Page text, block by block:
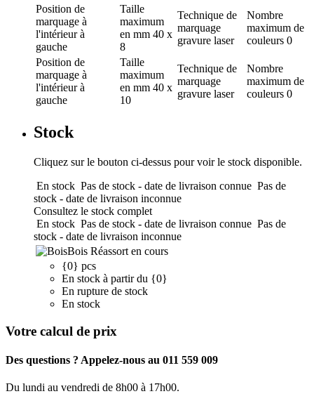
Position de
marquage à
l'intérieur à
gauche
Taille
maximum
en mm 40 x
8
Technique de
marquage
gravure laser
Nombre
maximum de
couleurs 0
Position de
marquage à
l'intérieur à
gauche
Taille
maximum
en mm 40 x
10
Technique de
marquage
gravure laser
Nombre
maximum de
couleurs 0
Stock
Cliquez sur le bouton ci-dessus pour voir le stock disponible.
En stock Pas de stock - date de livraison connue Pas de
stock - date de livraison inconnue
Consultez le stock complet
En stock Pas de stock - date de livraison connue Pas de
stock - date de livraison inconnue
Bois Réassort en cours
{0} pcs
En stock à partir du {0}
En rupture de stock
En stock
Votre calcul de prix
Des questions ? Appelez-nous au 011 559 009
Du lundi au vendredi de 8h00 à 17h00.